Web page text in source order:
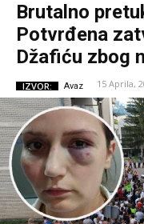
Brutalno
Potvrđena
Džafiću zbog
IZVOR: Avaz 15 Aprila,